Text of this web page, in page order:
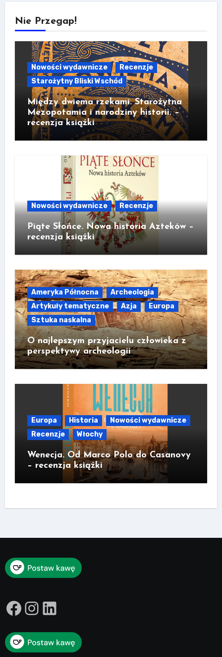
Nie Przegap!
Nowości wydawnicze
Recenzje
Starożytny Bliski Wschód
Między dwiema rzekami. Starożytna
Mezopotamia i narodziny historii. –
recenzja książki
Nowości wydawnicze Recenzje
Piąte Słońce. Nowa historia Azteków –
recenzja książki
Ameryka Północna
Archeologia
Artykuły tematyczne
Azja
Europa
Sztuka naskalna
O najlepszym przyjacielu człowieka z
perspektywy archeologii
Europa Historia
Nowości wydawnicze
Recenzje
Włochy
Wenecja. Od Marco Polo do Casanovy
– recenzja książki
Facebook
Instagram
LinkedIn